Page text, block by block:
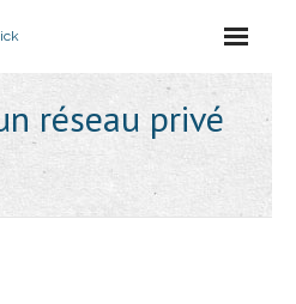
réseau privé